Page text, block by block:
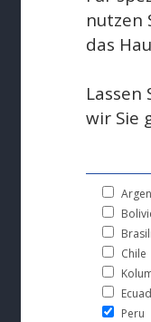
nutzen
das
wir Sie
Chile
Peru